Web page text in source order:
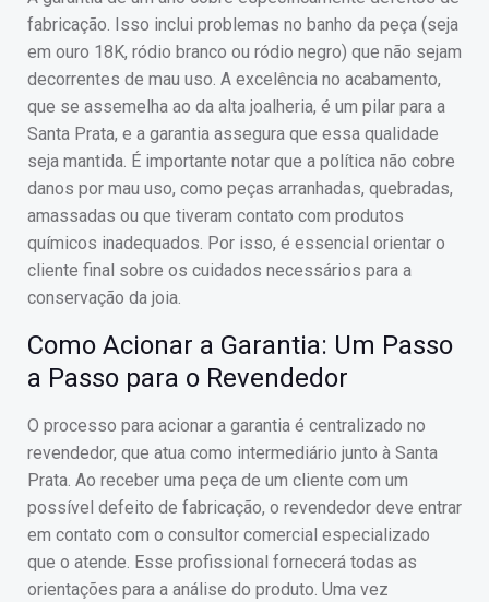
fabricação. Isso inclui problemas no banho da peça (seja
em ouro 18K, ródio branco ou ródio negro) que não sejam
decorrentes de mau uso. A excelência no acabamento,
que se assemelha ao da alta joalheria, é um pilar para a
Santa Prata, e a garantia assegura que essa qualidade
seja mantida. É importante notar que a política não cobre
danos por mau uso, como peças arranhadas, quebradas,
amassadas ou que tiveram contato com produtos
químicos inadequados. Por isso, é essencial orientar o
cliente final sobre os cuidados necessários para a
conservação da joia.
Como Acionar a Garantia: Um Passo
a Passo para o Revendedor
O processo para acionar a garantia é centralizado no
revendedor, que atua como intermediário junto à Santa
Prata. Ao receber uma peça de um cliente com um
possível defeito de fabricação, o revendedor deve entrar
em contato com o consultor comercial especializado
que o atende. Esse profissional fornecerá todas as
orientações para a análise do produto. Uma vez